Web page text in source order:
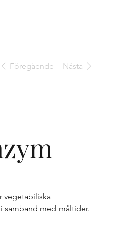
Föregående Nästa
vegetabiliska
samband med måltider.